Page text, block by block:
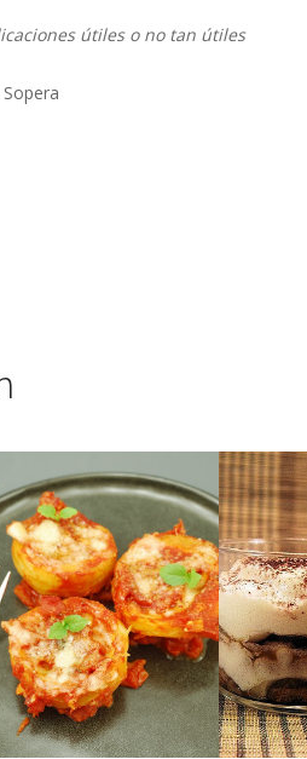
útiles o no tan útiles
ALCACHOFAS
AL ESTILO
ITALIANO
Un viaje directo a Italia. Mi